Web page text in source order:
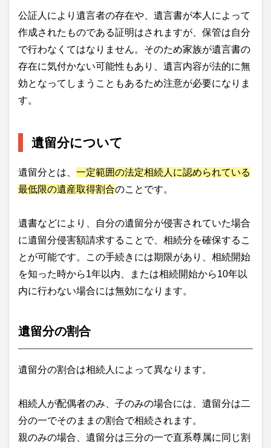
公証人により遺言者の存在や、遺言書が本人によって
作成されたものである証明はされますが、保管は自分
で行わなくてはなりません。そのため家族が遺言書の
存在に気付かない可能性もあり、遺言内容が法的に無
効となってしまうこともあるため注意が必要になりま
す。
遺留分について
遺留分とは、 一定範囲の法定相続人に認められている
最低限の遺産取得割合のことです。
遺書などにより、自分の遺留分が侵害されていた場合
に遺留分侵害額請求することで、相続分を確保するこ
とが可能です。この手続きには期限があり、相続開始
を知った時から1年以内、または相続開始から10年以
内に行わない場合には無効になります。
遺留分の割合
遺留分の割合は相続人によって異なります。
相続人が配偶者のみ、子のみの場合には、遺留分は二
分の一でそのままの割合で相続されます。
親のみの場合、遺留分は三分の一で直系尊属に同じ割